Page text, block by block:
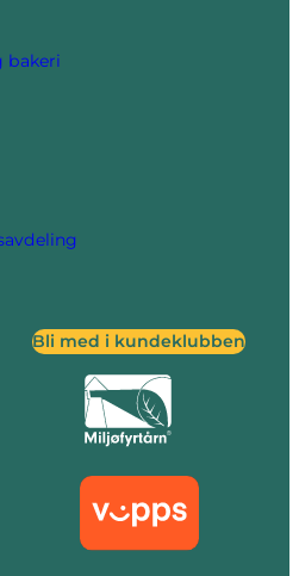
bakeri
Bli med i kundeklubben